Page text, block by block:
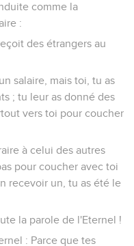
comme la
:
des étrangers au
salaire, mais toi, tu as
; tu leur as donné des
vers toi pour coucher
à celui des autres
pour coucher avec toi
recevoir un, tu as été le
la parole de l'Eternel !
: Parce que tes